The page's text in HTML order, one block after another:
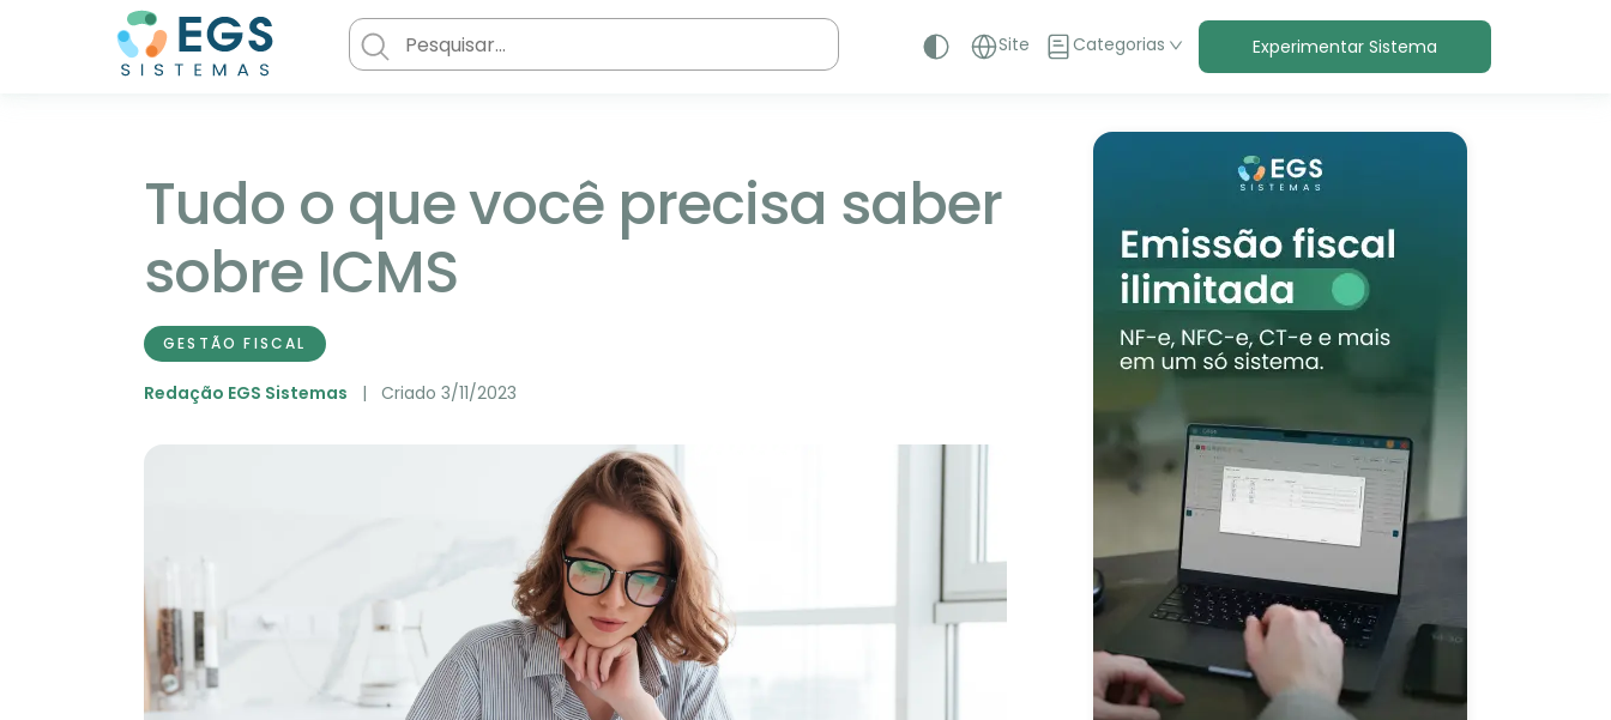
Site Categorias Experimentar Sistema
Tudo o que você precisa saber
sobre ICMS
GESTÃO FISCAL
Redação EGS Sistemas Criado 3/11/2023